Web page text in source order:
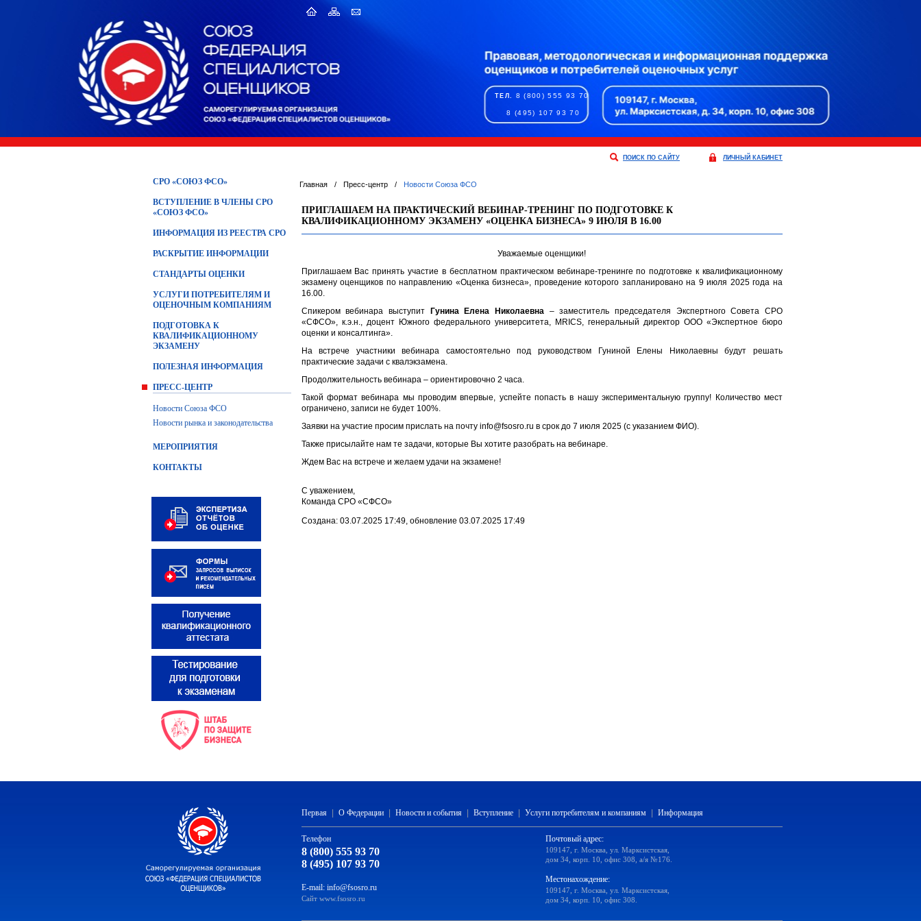
ТЕЛ. 8 (800) 555 93 70
8 (495) 107 93 70
ПОИСК ПО САЙТУ ЛИЧНЫЙ КАБИНЕТ
СРО «СОЮЗ ФСО»
ВСТУПЛЕНИЕ В ЧЛЕНЫ СРО
«СОЮЗ ФСО»
ИНФОРМАЦИЯ ИЗ РЕЕСТРА СРО
РАСКРЫТИЕ ИНФОРМАЦИИ
СТАНДАРТЫ ОЦЕНКИ
УСЛУГИ ПОТРЕБИТЕЛЯМ И
ОЦЕНОЧНЫМ КОМПАНИЯМ
ПОДГОТОВКА К
КВАЛИФИКАЦИОННОМУ
ЭКЗАМЕНУ
ПОЛЕЗНАЯ ИНФОРМАЦИЯ
ПРЕСС-ЦЕНТР
Новости Союза ФСО
Новости рынка и законодательства
МЕРОПРИЯТИЯ
КОНТАКТЫ
Главная / Пресс-центр / Новости Союза ФСО
ПРИГЛАШАЕМ НА ПРАКТИЧЕСКИЙ ВЕБИНАР-ТРЕНИНГ ПО ПОДГОТОВКЕ К
КВАЛИФИКАЦИОННОМУ ЭКЗАМЕНУ «ОЦЕНКА БИЗНЕСА» 9 ИЮЛЯ В 16.00
Уважаемые оценщики!
Приглашаем Вас принять участие в бесплатном практическом вебинаре-тренинге по подготовке к квалификационному
экзамену оценщиков по направлению «Оценка бизнеса», проведение которого запланировано на 9 июля 2025 года на
16.00.
Спикером вебинара выступит
Гунина Елена Николаевна– заместитель председателя Экспертного Совета СРО
«СФСО», к.э.н., доцент Южного федерального университета, MRICS, генеральный директор ООО «Экспертное бюро
оценки и консалтинга».
На встрече участники вебинара самостоятельно под руководством Гуниной Елены Николаевны будут решать
практические задачи с квалэкзамена.
Продолжительность вебинара – ориентировочно 2 часа.
Такой формат вебинара мы проводим впервые, успейте попасть в нашу экспериментальную группу! Количество мест
ограничено, записи не будет 100%.
Заявки на участие просим прислать на почту info@fsosro.ru в срок до 7 июля 2025 (с указанием ФИО).
Также присылайте нам те задачи, которые Вы хотите разобрать на вебинаре.
Ждем Вас на встрече и желаем удачи на экзамене!
С уважением,
Команда СРО «СФСО»
Создана: 03.07.2025 17:49, обновление 03.07.2025 17:49
Первая О Федерации Новости и события Вступление Услуги потребителям и компаниям Информация
Телефон
8 (800) 555 93 70
8 (495) 107 93 70
E-mail: info@fsosro.ru
Сайт www.fsosro.ru
Почтовый адрес:
109147, г. Москва, ул. Марксистская,
дом 34, корп. 10, офис 308, а/я №176.
Местонахождение:
109147, г. Москва, ул. Марксистская,
дом 34, корп. 10, офис 308.